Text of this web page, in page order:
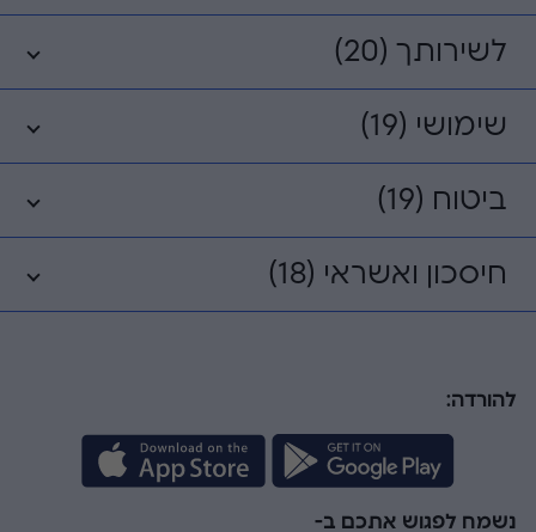
לשירותך (20)
שימושי (19)
ביטוח (19)
חיסכון ואשראי (18)
להורדה:
נשמח לפגוש אתכם ב-